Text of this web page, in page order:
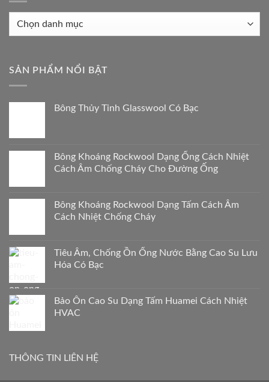
Sản
SẢN PHẨM NỔI BẬT
Bông Thủy Tinh Glasswool Có Bạc
Bông Khoáng Rockwool Dạng Ống Cách Nhiệt
Cách Âm Chống Cháy Cho Đường Ống
Bông Khoáng Rockwool Dạng Tấm Cách Âm
Cách Nhiệt Chống Cháy
Tiêu Âm, Chống Ồn Ống Nước Bằng Cao Su Lưu
Hóa Có Bạc
Bảo Ôn Cao Su Dạng Tấm Huamei Cách Nhiệt
HVAC
THÔNG TIN LIÊN HỆ